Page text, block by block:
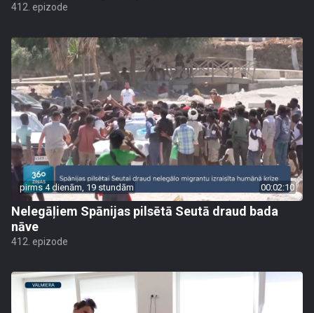
412. epizode
pirms 4 dienām, 19 stundām 00:02:10
Nelegāļiem Spānijas pilsētā Seutā draud bada
nāve
412. epizode